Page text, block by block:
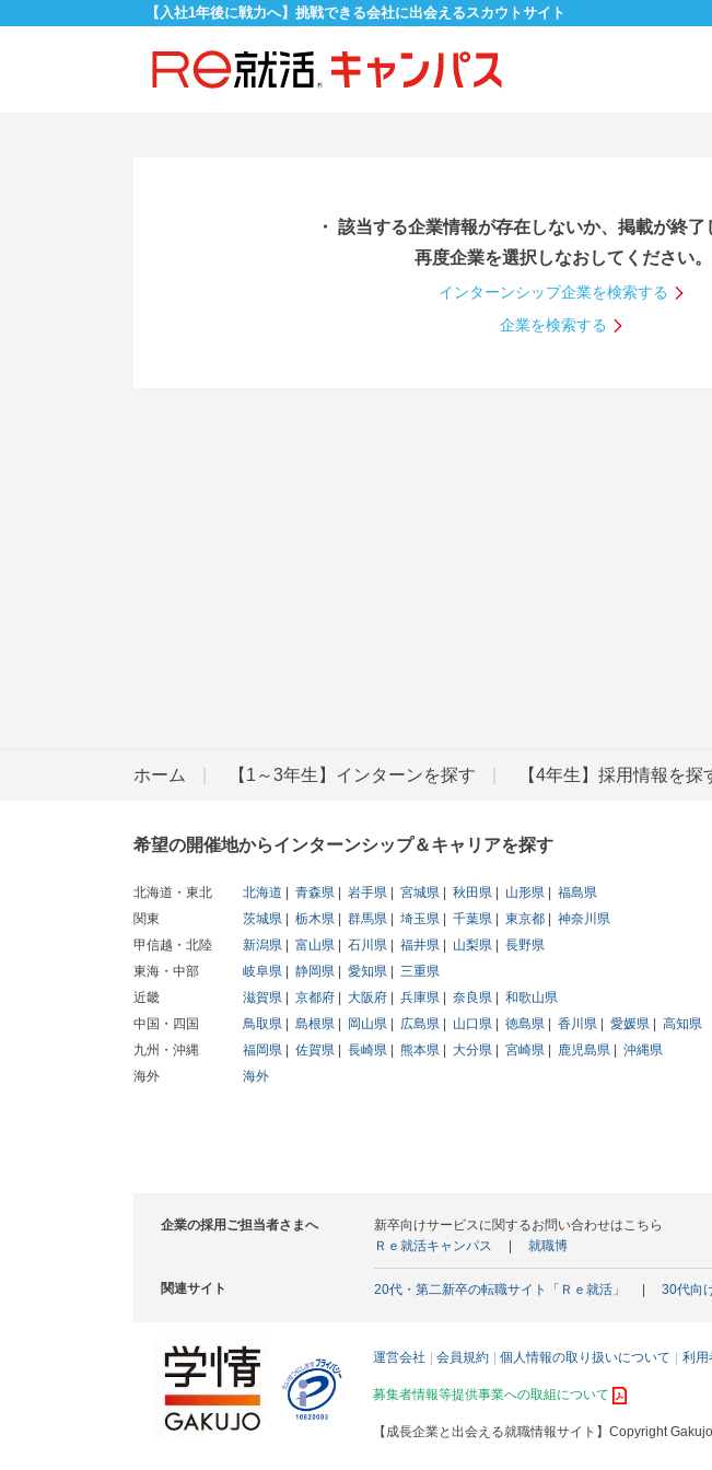
【入社1年後に戦力へ】挑戦できる会社に出会えるスカウトサイト
・ 該当する企業情報が存在しないか、掲載が終了
再度企業を選択しなおしてください。
インターンシップ企業を検索する
企業を検索する
ホーム 【1～3年生】インターンを探す 【4年生】採用情報を探
希望の開催地からインターンシップ＆キャリアを探す
北海道・東北 北海道 青森県 岩手県 宮城県 秋田県 山形県
福島県
関東
茨城県 栃木県 群馬県 埼玉県 千葉県 東京都
神奈川県
甲信越・北陸
新潟県 富山県 石川県 福井県 山梨県
長野県
東海・中部
岐阜県 静岡県 愛知県
三重県
近畿
滋賀県 京都府 大阪府 兵庫県 奈良県
和歌山県
中国・四国
鳥取県 島根県 岡山県 広島県 山口県 徳島県 香川県 愛媛県
高知県
九州・沖縄
福岡県 佐賀県 長崎県 熊本県 大分県 宮崎県 鹿児島県
沖縄県
海外
海外
企業の採用ご担当者さまへ
新卒向けサービスに関するお問い合わせはこちら
Ｒｅ就活キャンパス
就職博
関連サイト 20代・第二新卒の転職サイト「Ｒｅ就活」 30代向
運営会社 会員規約 個人情報の取り扱いについて 利用
募集者情報等提供事業への取組について
【成長企業と出会える就職情報サイト】 Copyright